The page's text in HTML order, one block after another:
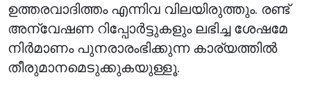
ഉത്തരവാദിത്തം എന്നിവ വിലയിരുത്തും. രണ്ട്
അന്വേഷണ റിപ്പോർട്ടുകളും ലഭിച്ച ശേഷമേ
നിർമാണം പുനരാരംഭിക്കുന്ന കാര്യത്തിൽ
തീരുമാനമെടുക്കുകയുള്ളൂ.